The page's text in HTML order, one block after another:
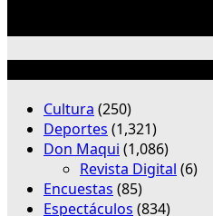
Cultura (250)
Deportes (1,321)
Don Maqui (1,086)
Revista Digital (6)
Encuestas (85)
Espectáculos (834)